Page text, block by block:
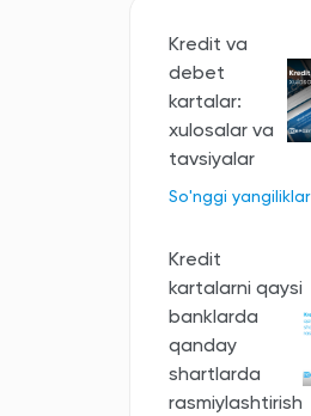
Kredit va
debet
kartalar:
xulosalar va
tavsiyalar
So'nggi yangiliklar
Kredit
kartalarni qaysi
banklarda
qanday
shartlarda
rasmiylashtirish